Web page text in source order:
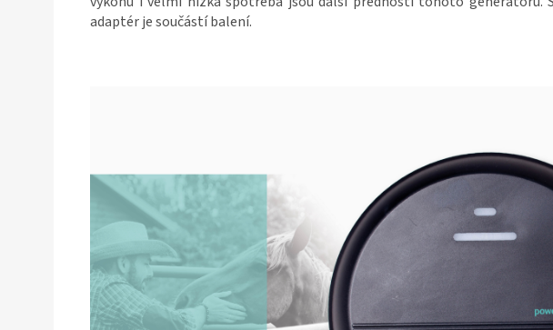
adaptér je součástí balení.